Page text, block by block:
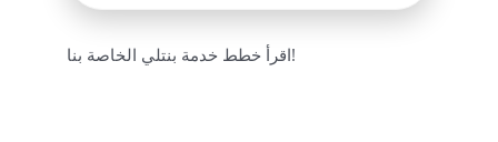
اقرأ خطط خدمة بنتلي الخاصة بنا!